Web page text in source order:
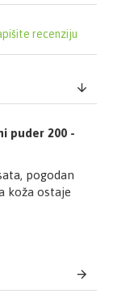
recenziju
puder 200 -
pogodan
koža ostaje
Savršen je za
i